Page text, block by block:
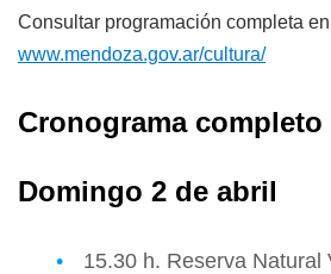
Consultar programación completa en
www.mendoza.gov.ar/cultura/
Cronograma completo
Domingo 2 de abril
15.30 h. Reserva Natural